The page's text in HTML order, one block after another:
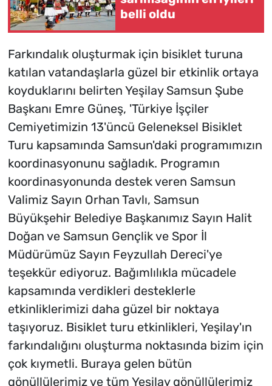
belli oldu
Farkındalık oluşturmak için bisiklet turuna
katılan vatandaşlarla güzel bir etkinlik ortaya
koyduklarını belirten Yeşilay Samsun Şube
Başkanı Emre Güneş, 'Türkiye İşçiler
Cemiyetimizin 13'üncü Geleneksel Bisiklet
Turu kapsamında Samsun'daki programımızın
koordinasyonunu sağladık. Programın
koordinasyonunda destek veren Samsun
Valimiz Sayın Orhan Tavlı, Samsun
Büyükşehir Belediye Başkanımız Sayın Halit
Doğan ve Samsun Gençlik ve Spor İl
Müdürümüz Sayın Feyzullah Dereci'ye
teşekkür ediyoruz. Bağımlılıkla mücadele
kapsamında verdikleri desteklerle
etkinliklerimizi daha güzel bir noktaya
taşıyoruz. Bisiklet turu etkinlikleri, Yeşilay'ın
farkındalığını oluşturma noktasında bizim için
çok kıymetli. Buraya gelen bütün
gönüllülerimiz ve tüm Yeşilay gönüllülerimiz